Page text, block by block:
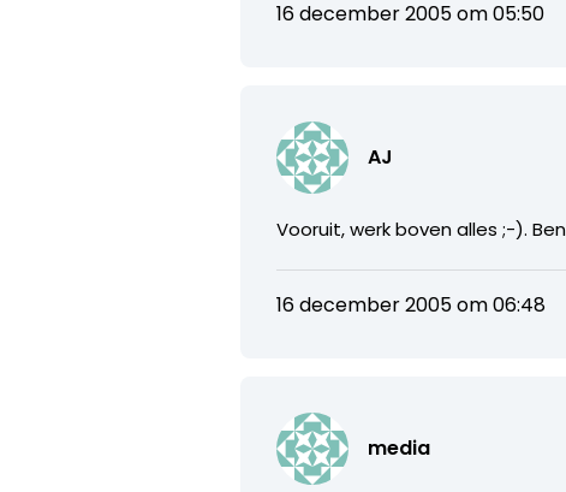
16 december 2005 om 05:50
AJ
Vooruit, werk boven alles ;-).
16 december 2005 om 06:48
media